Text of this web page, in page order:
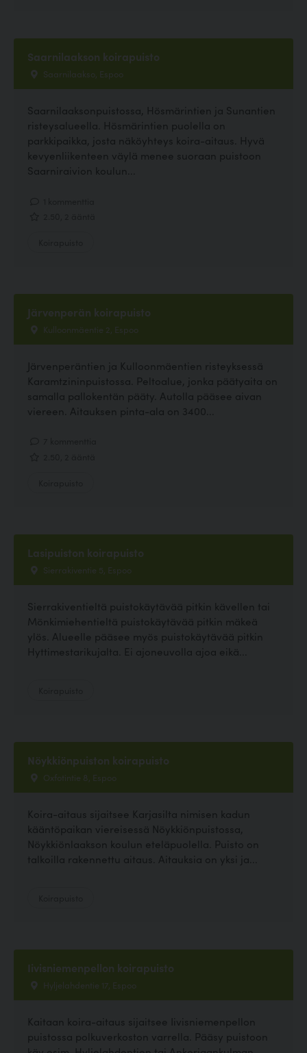
Saarnilaakson koirapuisto
Saarnilaakso, Espoo
Saarnilaaksonpuistossa, Hösmärintien ja Sunantien
risteysalueella. Hösmärintien puolella on
parkkipaikka, josta näköyhteys koira-aitaus. Hyvä
kevyenliikenteen väylä menee suoraan puistoon
Saarniraivion koulun...
Järvenperän koirapuisto
Kulloonmäentie 2, Espoo
Järvenperäntien ja Kulloonmäentien risteyksessä
Karamtzininpuistossa. Peltoalue, jonka päätyaita on
samalla pallokentän pääty. Autolla pääsee aivan
viereen. Aitauksen pinta-ala on 3400...
Lasipuiston koirapuisto
Sierrakiventie 5, Espoo
Sierrakiventieltä puistokäytävää pitkin kävellen tai
Mönkimiehentieltä puistokäytävää pitkin mäkeä
ylös. Alueelle pääsee myös puistokäytävää pitkin
Hyttimestarikujalta. Ei ajoneuvolla ajoa eikä...
Nöykkiönpuiston koirapuisto
Oxfotintie 8, Espoo
Koira-aitaus sijaitsee Karjasilta nimisen kadun
kääntöpaikan viereisessä Nöykkiönpuistossa,
Nöykkiönlaakson koulun eteläpuolella. Puisto on
talkoilla rakennettu aitaus. Aitauksia on yksi ja...
Iivisniemenpellon koirapuisto
Hyljelahdentie 17, Espoo
Kaitaan koira-aitaus sijaitsee Iivisniemenpellon
puistossa polkuverkoston varrella. Pääsy puistoon